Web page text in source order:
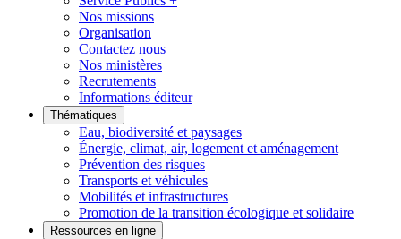
Nos missions
Organisation
Contactez nous
Nos ministères
Recrutements
Informations éditeur
Thématiques
Eau, biodiversité et paysages
Énergie, climat, air, logement et aménagement
Prévention des risques
Transports et véhicules
Mobilités et infrastructures
Promotion de la transition écologique et solidaire
Ressources en ligne